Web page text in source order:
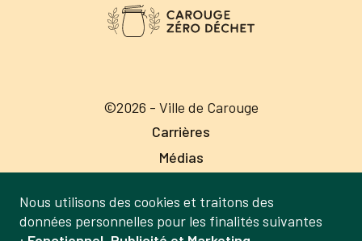
©2026 - Ville de Carouge
Carrières
Médias
Labels
Mentions légales
Gestion
Nous utilisons des cookies et traitons des
données personnelles pour les finalités suivantes